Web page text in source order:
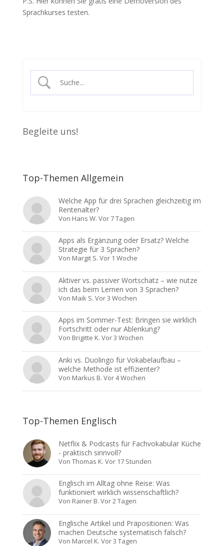
Sprachkurses testen.
Begleite uns!
Top-Themen Allgemein
Welche App für drei Sprachen gleichzeitig im
Rentenalter?
Von Hans W. Vor 7 Tagen
Apps als Ergänzung oder Ersatz? Welche
Strategie für 3 Sprachen?
Von Margit S. Vor 1 Woche
Aktiver vs. passiver Wortschatz – wie nutze
ich das beim Lernen von 3 Sprachen?
Von Maik S. Vor 3 Wochen
Apps im Sommer-Test: Bringen sie wirklich
Fortschritt oder nur Ablenkung?
Von Brigitte K. Vor 3 Wochen
Anki vs. Duolingo für Vokabelaufbau –
welche Methode ist effizienter?
Von Markus B. Vor 4 Wochen
Top-Themen Englisch
Netflix & Podcasts für Fachvokabular Küche
- praktisch sinnvoll?
VonThomas K. Vor 17 Stunden
Englisch im Alltag ohne Reise: Was
funktioniert wirklich wissenschaftlich?
Von Rainer B. Vor 2 Tagen
Englische Artikel und Präpositionen: Was
machen Deutsche systematisch falsch?
Von Marcel K. Vor 3 Tagen